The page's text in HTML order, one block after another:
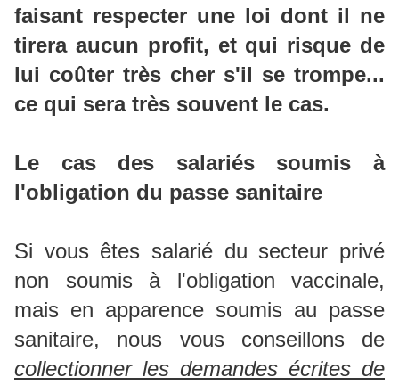
faisant respecter une loi dont il ne
tirera aucun profit, et qui risque de
lui coûter très cher s'il se trompe...
ce qui sera très souvent le cas.
Le cas des salariés soumis à
l'obligation du passe sanitaire
Si vous êtes salarié du secteur privé
non soumis à l'obligation vaccinale,
mais en apparence soumis au passe
sanitaire, nous vous conseillons de
collectionner les demandes écrites de